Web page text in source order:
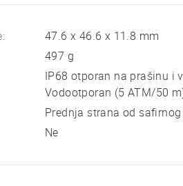
47.6 x 46.6 x 11.8 mm
497 g
IP68 otporan na prašinu i
Vodootporan (5 ATM/50
Prednja strana od
Ne